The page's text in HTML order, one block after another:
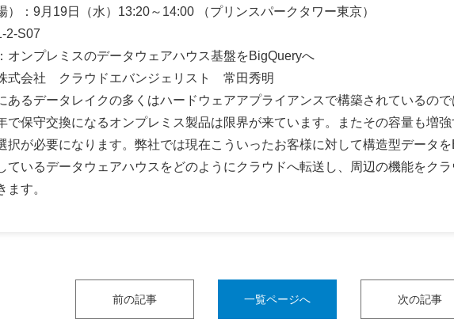
）：9月19日（水）13:20～14:00 （プリンスパークタワー東京）
2-S07
オンプレミスのデータウェアハウス基盤をBigQueryへ
式会社 クラウドエバンジェリスト 常田秀明
あるデータレイクの多くはハードウェアアプライアンスで構築されているの
で保守交換になるオンプレミス製品は限界が来ています。またその容量も増
択が必要になります。弊社では現在こういったお客様に対して構造型データ
ているデータウェアハウスをどのようにクラウドへ転送し、周辺の機能をク
ます。
前の記事 一覧ページへ 次の記事